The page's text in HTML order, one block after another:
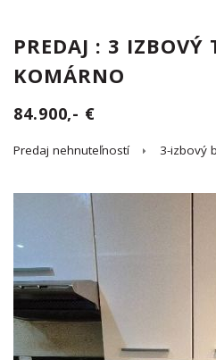
PREDAJ : 3 IZBOVÝ
KOMÁRNO
84.900,- €
Predaj nehnuteľností 3-izbový